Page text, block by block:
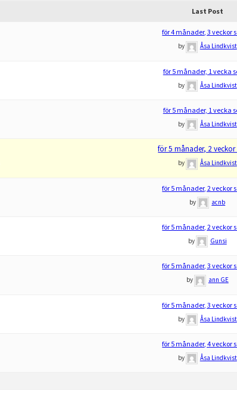
Last Post
för 4 månader, 3 veckor
by Åsa Lindkvist
för 5 månader, 1 vecka
by Åsa Lindkvist
för 5 månader, 1 vecka
by Åsa Lindkvist
för 5 månader, 2 veckor
by Åsa Lindkvist
för 5 månader, 2 veckor
by acnb
för 5 månader, 2 veckor
by Gunsi
för 5 månader, 3 veckor
by ann GE
för 5 månader, 3 veckor
by Åsa Lindkvist
för 5 månader, 4 veckor
by Åsa Lindkvist